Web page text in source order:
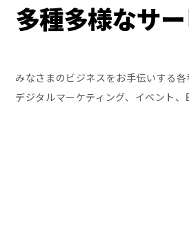
多種多様なサ
みなさまのビジネスをお手伝いする
デジタルマーケティング、イベント